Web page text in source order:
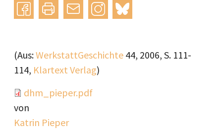
Instagram
bluesky
(Aus:WerkstattGeschichte 44, 2006, S. 111-
114, Klartext Verlag)
Document
dhm_pieper.pdf
von
Katrin Pieper